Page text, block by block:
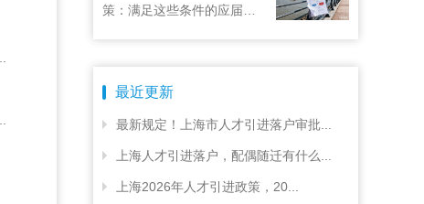
策：满足这些条件的应届生
最近更新
最新规定！上海市人才引进落户审批...
上海人才引进落户，配偶随迁有什么...
上海2026年人才引进政策，20...